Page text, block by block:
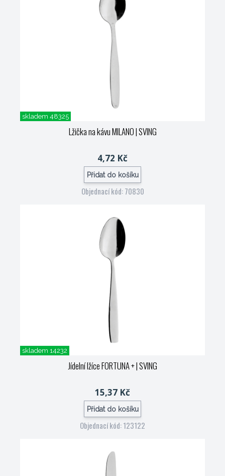
skladem 48325
Lžička na kávu MILANO| SVING
4,72 Kč
Přidat do košíku
Objednací kód: 70830
skladem 14232
Jídelní lžíce FORTUNA +| SVING
15,37 Kč
Přidat do košíku
Objednací kód: 123122